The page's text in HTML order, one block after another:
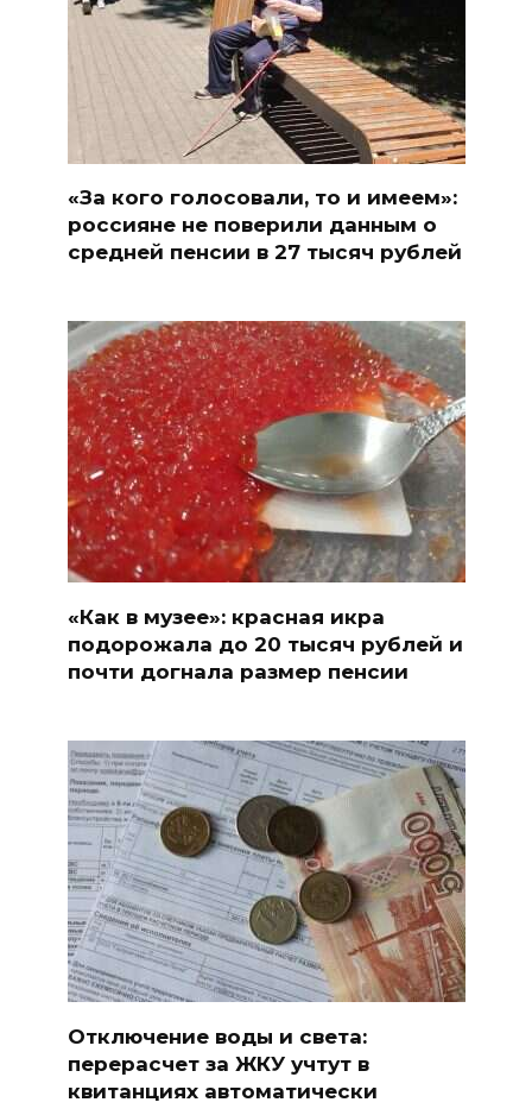
«За кого голосовали, то и имеем»:
россияне не поверили данным о
средней пенсии в 27 тысяч рублей
«Как в музее»: красная икра
подорожала до 20 тысяч рублей и
почти догнала размер пенсии
Отключение воды и света:
перерасчет за ЖКУ учтут в
квитанциях автоматически